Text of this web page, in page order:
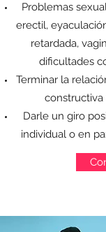
Problemas
erectil,
retardada,
dificultades
Terminar la
constructiva
Darle un giro
individual o en